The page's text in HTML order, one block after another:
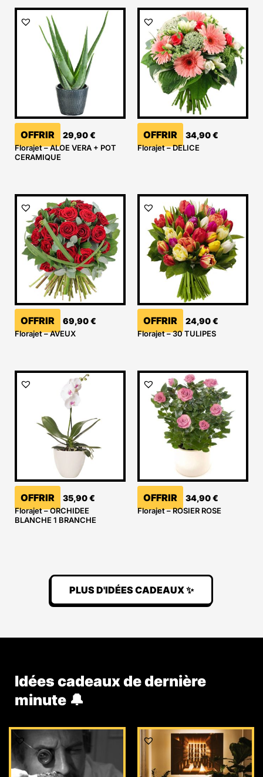
OFFRIR 29,90€
Florajet – ALOE VERA + POT
CERAMIQUE
OFFRIR 34,90€
Florajet – DELICE
OFFRIR 69,90€
Florajet – AVEUX
OFFRIR 24,90€
Florajet – 30 TULIPES
OFFRIR 35,90€
Florajet – ORCHIDEE
BLANCHE 1 BRANCHE
OFFRIR 34,90€
Florajet – ROSIER ROSE
PLUS D'IDÉES CADEAUX ✨
Idées cadeaux de dernière
minute 🔔